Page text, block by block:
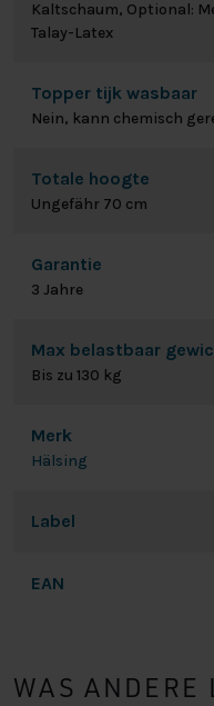
Kaltschaum, Optional:
Talay-Latex
Topper tijk wasbaar
Nein, kann chemisch
Totale hoogte
Ungefähr 70 cm
Garantie
3 Jahre
Max belastbaar
Bis zu 130 kg
Merk
Hälsing
Label
EAN
WAS ANDERE